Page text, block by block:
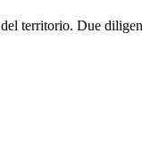
territorio. Due